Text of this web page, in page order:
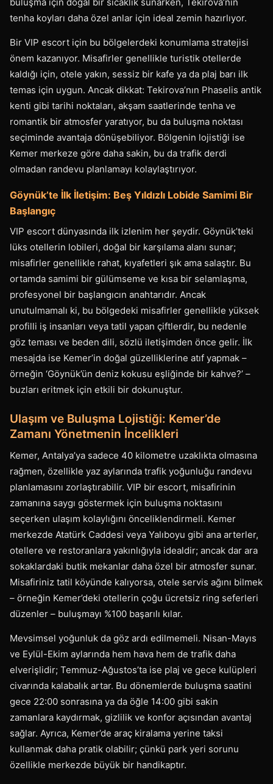
tenha koyları daha özel anlar için ideal zemin hazırlıyor.
Bir VIP escort için bu bölgelerdeki konumlama stratejisi
önem kazanıyor. Misafirler genellikle turistik otellerde
kaldığı için, otele yakın, sessiz bir kafe ya da plaj barı ilk
temas için uygun. Ancak dikkat: Tekirova’nın Phaselis antik
kenti gibi tarihi noktaları, akşam saatlerinde tenha ve
romantik bir atmosfer yaratıyor, bu da buluşma noktası
seçiminde avantaja dönüşebiliyor. Bölgenin lojistiği ise
Kemer merkeze göre daha sakin, bu da trafik derdi
olmadan randevu planlamayı kolaylaştırıyor.
Göynük’te İlk İletişim: Beş Yıldızlı Lobide Samimi Bir
Başlangıç
VIP escort dünyasında ilk izlenim her şeydir. Göynük’teki
lüks otellerin lobileri, doğal bir karşılama alanı sunar;
misafirler genellikle rahat, kıyafetleri şık ama salaştır. Bu
ortamda samimi bir gülümseme ve kısa bir selamlaşma,
profesyonel bir başlangıcın anahtarıdır. Ancak
unutulmamalı ki, bu bölgedeki misafirler genellikle yüksek
profilli iş insanları veya tatil yapan çiftlerdir, bu nedenle
göz teması ve beden dili, sözlü iletişimden önce gelir. İlk
mesajda ise Kemer’in doğal güzelliklerine atıf yapmak –
örneğin ‘Göynük’ün deniz kokusu eşliğinde bir kahve?’ –
buzları eritmek için etkili bir dokunuştur.
Ulaşım ve Buluşma Lojistiği: Kemer’de
Zamanı Yönetmenin İncelikleri
Kemer, Antalya’ya sadece 40 kilometre uzaklıkta olmasına
rağmen, özellikle yaz aylarında trafik yoğunluğu randevu
planlamasını zorlaştırabilir. VIP bir escort, misafirinin
zamanına saygı göstermek için buluşma noktasını
seçerken ulaşım kolaylığını önceliklendirmeli. Kemer
merkezde Atatürk Caddesi veya Yalıboyu gibi ana arterler,
otellere ve restoranlara yakınlığıyla idealdir; ancak dar ara
sokaklardaki butik mekanlar daha özel bir atmosfer sunar.
Misafiriniz tatil köyünde kalıyorsa, otele servis ağını bilmek
– örneğin Kemer’deki otellerin çoğu ücretsiz ring seferleri
düzenler – buluşmayı %100 başarılı kılar.
Mevsimsel yoğunluk da göz ardı edilmemeli. Nisan-Mayıs
ve Eylül-Ekim aylarında hem hava hem de trafik daha
elverişlidir; Temmuz-Ağustos’ta ise plaj ve gece kulüpleri
civarında kalabalık artar. Bu dönemlerde buluşma saatini
gece 22:00 sonrasına ya da öğle 14:00 gibi sakin
zamanlara kaydırmak, gizlilik ve konfor açısından avantaj
sağlar. Ayrıca, Kemer’de araç kiralama yerine taksi
kullanmak daha pratik olabilir; çünkü park yeri sorunu
özellikle merkezde büyük bir handikaptır.